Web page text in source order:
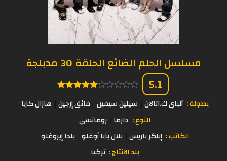
مسلسل الحلم الضائع الحلقة 30 مدبلجة
5.1
بطولة : ألباي ك.اتالان سيلين سيفين فائق إرجين هازال كايا
النوع : دارما رومانسي
الكاتب : إيلكر باريس بلال بابا أوغلو يلدا إيروغلو
بلد الانتاج : تركيا